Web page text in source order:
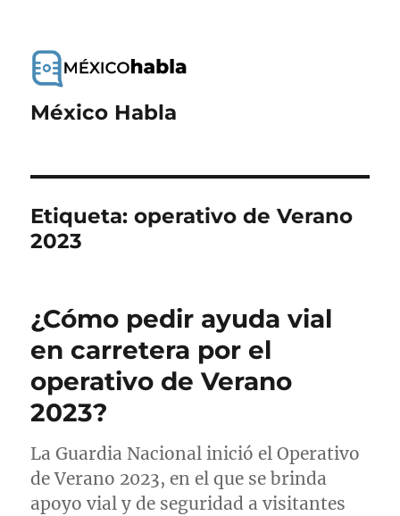
México Habla
Etiqueta:operativo de Verano
2023
¿Cómo pedir ayuda vial
en carretera por el
operativo de Verano
2023?
La Guardia Nacional inició el Operativo
de Verano 2023, en el que se brinda
apoyo vial y de seguridad a visitantes